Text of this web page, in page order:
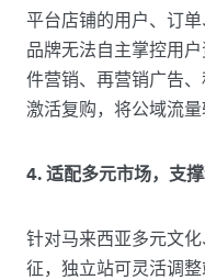
平台店铺的用户、订单
品牌无法自主掌控用
件营销、再营销广告、
激活复购，将公域流量
4. 适配多元市场，支
针对马来西亚多元文
征，独立站可灵活调整